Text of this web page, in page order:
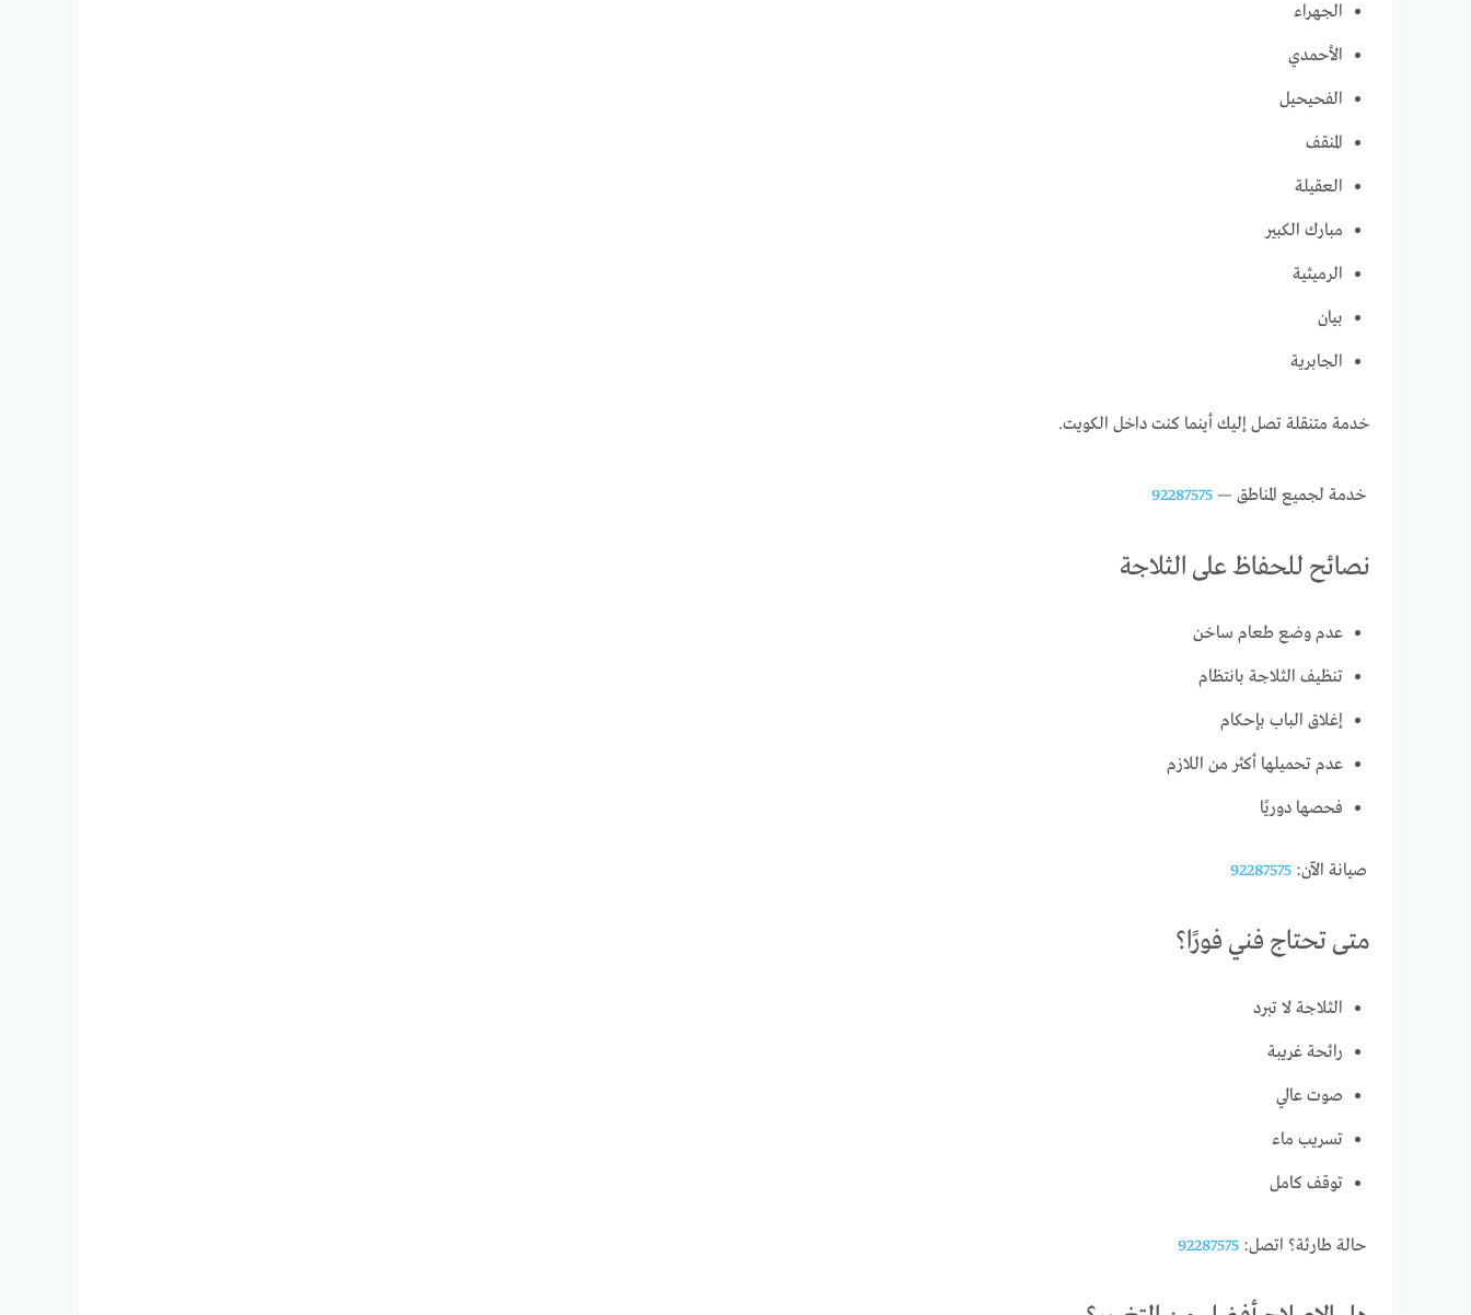
الجهراء
الأحمدي
الفحيحيل
المنقف
العقيلة
مبارك الكبير
الرميثية
بيان
الجابرية
خدمة متنقلة تصل إليك أينما كنت داخل الكويت.
خدمة لجميع المناطق — 92287575
نصائح للحفاظ على الثلاجة
عدم وضع طعام ساخن
تنظيف الثلاجة بانتظام
إغلاق الباب بإحكام
عدم تحميلها أكثر من اللازم
فحصها دوريًا
صيانة الآن: 92287575
متى تحتاج فني فورًا؟
الثلاجة لا تبرد
رائحة غريبة
صوت عالي
تسريب ماء
توقف كامل
حالة طارئة؟ اتصل: 92287575